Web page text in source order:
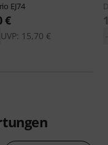
EJ74
€
UVP: 15,70 €